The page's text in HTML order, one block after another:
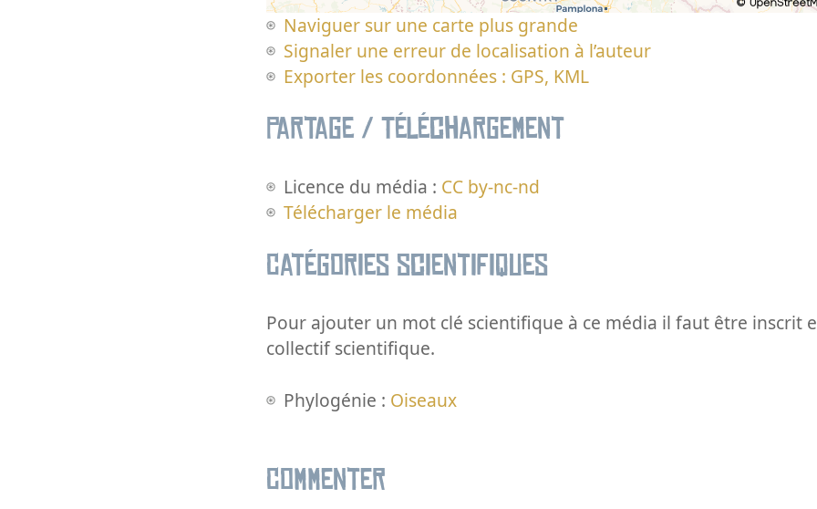
Naviguer sur une carte plus grande
Signaler une erreur de localisation à l’auteur
Exporter les coordonnées : GPS, KML
Partage / Téléchargement
Licence du média : CC by-nc-nd
Télécharger le média
Catégories scientifiques
Pour ajouter un mot clé scientifique à ce média il faut être inscrit
collectif scientifique.
Phylogénie : Oiseaux
Commenter